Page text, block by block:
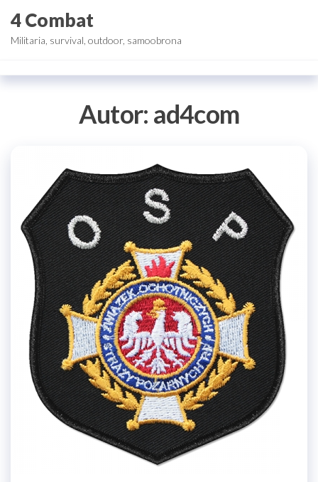
do
treści
4 Combat
Militaria, survival, outdoor, samoobrona
Autor: ad4com